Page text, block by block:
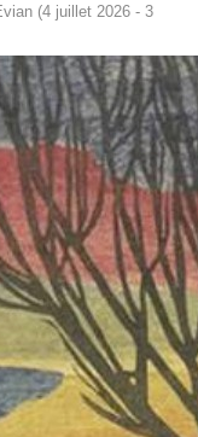
(4 juillet 2026 - 3